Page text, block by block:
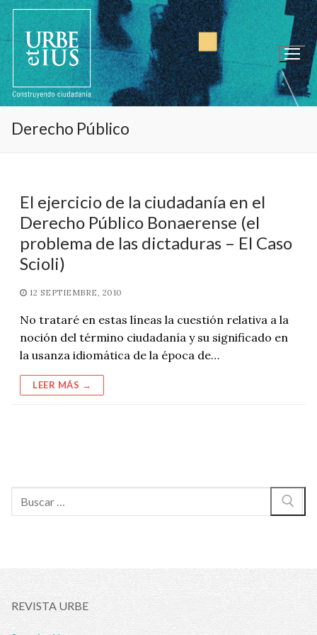
Ir
contenido
Derecho Público
El ejercicio de la ciudadanía en el
Derecho Público Bonaerense (el
problema de las dictaduras – El Caso
Scioli)
12 SEPTIEMBRE, 2010
No trataré en estas líneas la cuestión relativa a la
noción del término ciudadanía y su significado en
la usanza idiomática de la época de…
LEER MÁS →
REVISTA URBE